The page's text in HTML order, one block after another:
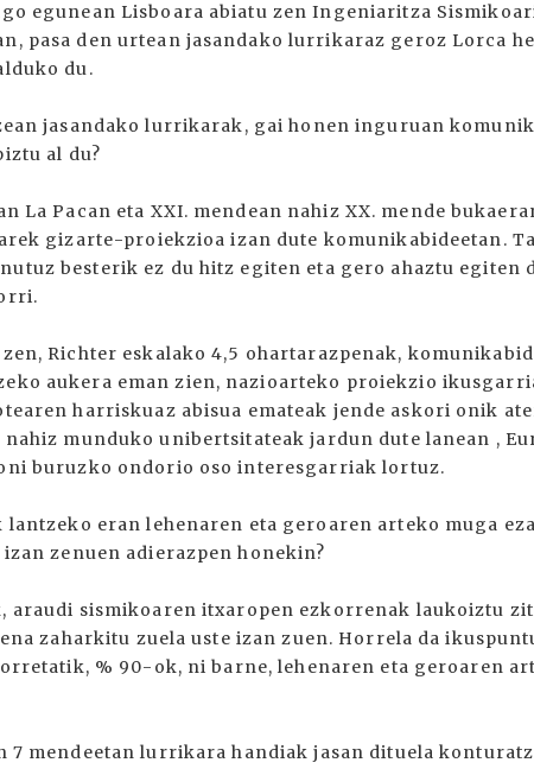
egunean Lisboara abiatu zen Ingeniaritza
pasa den urtean jasandako lurrikaraz geroz Lorca
du.
jasandako lurrikarak, gai honen inguruan
al du?
La Pacan eta XXI. mendean nahiz XX. mende
gizarte-proiekzioa izan dute komunikabideetan.
besterik ez du hitz egiten eta gero ahaztu egiten
Richter eskalako 4,5 ohartarazpenak,
aukera eman zien, nazioarteko proiekzio
harriskuaz abisua emateak jende askori onik
munduko unibertsitateak jardun dute lanean ,
buruzko ondorio oso interesgarriak lortuz.
eran lehenaren eta geroaren arteko muga
zenuen adierazpen honekin?
araudi sismikoaren itxaropen ezkorrenak laukoiztu
zaharkitu zuela uste izan zuen. Horrela da
% 90-ok, ni barne, lehenaren eta geroaren
7 mendeetan lurrikara handiak jasan dituela